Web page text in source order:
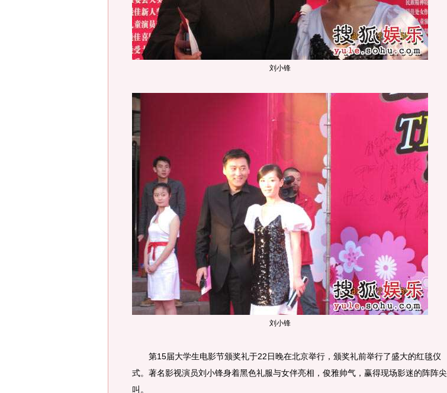
刘小锋
刘小锋
第15届大学生电影节颁奖礼于22日晚在北京举行，颁奖礼前举行了盛大的红毯仪
式。著名影视演员刘小锋身着黑色礼服与女伴亮相，俊雅帅气，赢得现场影迷的阵阵尖
叫。